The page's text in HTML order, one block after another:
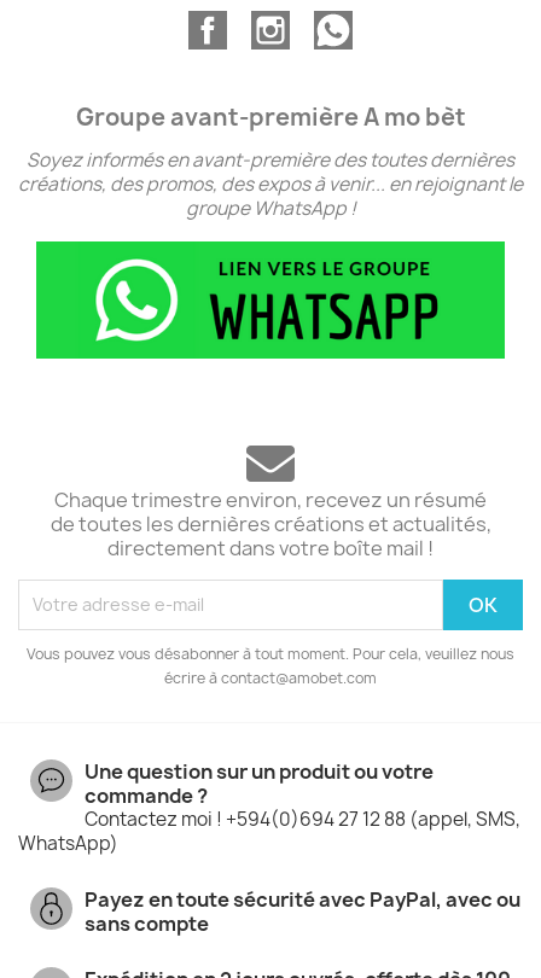
Groupe avant-première A mo bèt
Soyez informés en avant-première des toutes dernières
créations, des promos, des expos à venir... en rejoignant le
groupe WhatsApp !
Chaque trimestre environ, recevez un résumé
de toutes les dernières créations et actualités,
directement dans votre boîte mail !
Vous pouvez vous désabonner à tout moment. Pour cela, veuillez nous
écrire à contact@amobet.com
Une question sur un produit ou votre
commande ?
Contactez moi ! +594(0)694 27 12 88 (appel, SMS,
WhatsApp)
Payez en toute sécurité avec PayPal, avec ou
sans compte